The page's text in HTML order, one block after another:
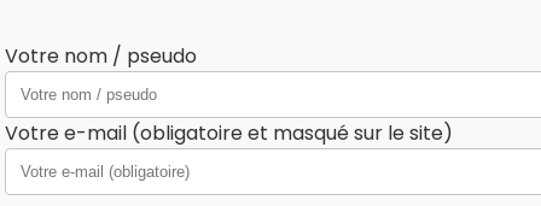
Votre nom / pseudo
Votre e-mail (obligatoire et masqué sur le site)